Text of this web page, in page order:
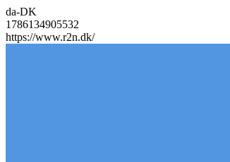
da-DK
1786134905532
https://www.r2n.dk/